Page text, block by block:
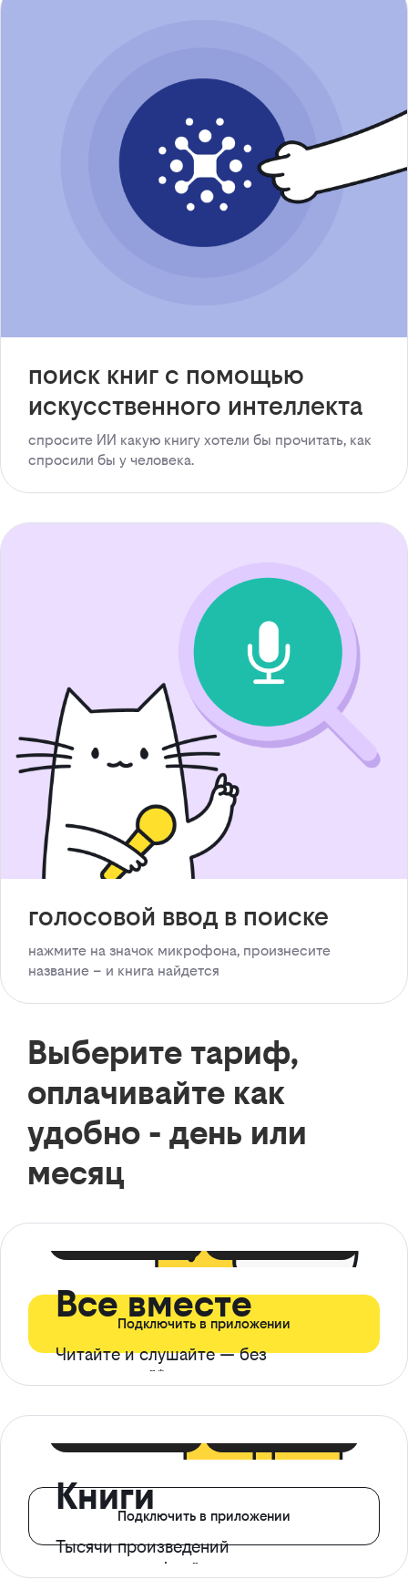
поиск книг с помощью
искусственного интеллекта
спросите ИИ какую книгу хотели бы прочитать, как
спросили бы у человека.
голосовой ввод в поиске
нажмите на значок микрофона, произнесите
название – и книга найдется
Выберите тариф,
оплачивайте как
удобно - день или
месяц
Все вместе
Читайте и слушайте — без
ограничений*
Подключить в приложении
Книги
Тысячи произведений
с доступом офлайн
Подключить в приложении